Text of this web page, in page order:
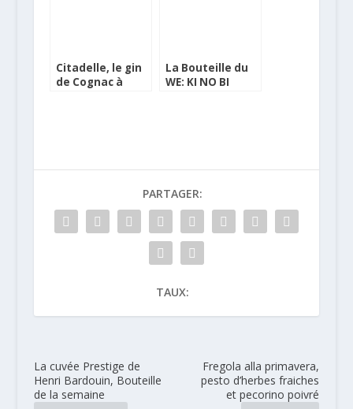
Citadelle, le gin
de Cognac à
La Bouteille du
WE: KI NO BI
PARTAGER:
TAUX:
La cuvée Prestige de
Henri Bardouin, Bouteille
de la semaine
Fregola alla primavera,
pesto d’herbes fraiches
et pecorino poivré